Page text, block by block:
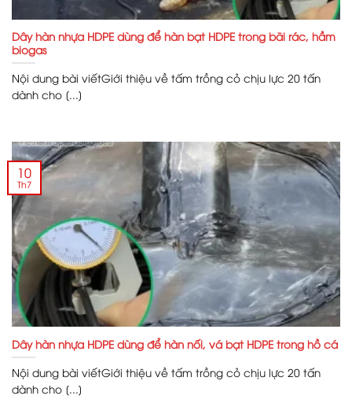
Dây hàn nhựa HDPE dùng để hàn bạt HDPE trong bãi rác, hầm
biogas
Nội dung bài viếtGiới thiệu về tấm trồng cỏ chịu lực 20 tấn
dành cho [...]
Dây hàn nhựa HDPE dùng để hàn nối, vá bạt HDPE trong hồ cá
Nội dung bài viếtGiới thiệu về tấm trồng cỏ chịu lực 20 tấn
dành cho [...]
10
Th7